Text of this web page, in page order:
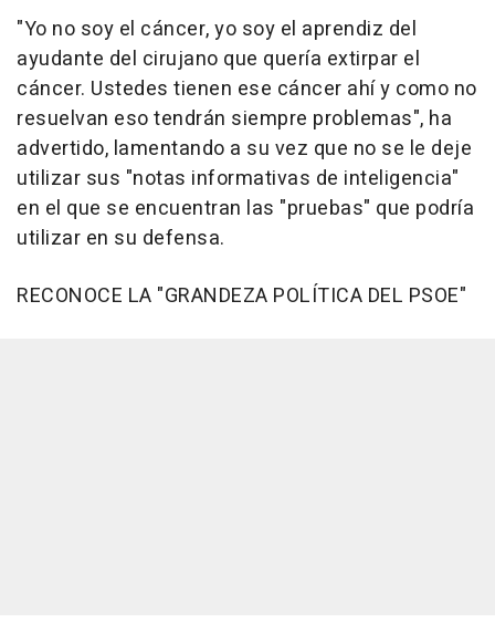
"Yo no soy el cáncer, yo soy el aprendiz del
ayudante del cirujano que quería extirpar el
cáncer. Ustedes tienen ese cáncer ahí y como no
resuelvan eso tendrán siempre problemas", ha
advertido, lamentando a su vez que no se le deje
utilizar sus "notas informativas de inteligencia"
en el que se encuentran las "pruebas" que podría
utilizar en su defensa.
RECONOCE LA "GRANDEZA POLÍTICA DEL PSOE"